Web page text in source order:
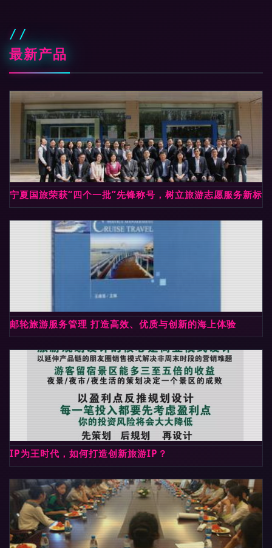
最新产品
宁夏国旅荣获“四个一批”先锋称号，树立旅游志愿服务新标杆
邮轮旅游服务管理 打造高效、优质与创新的海上体验
IP为王时代，如何打造创新旅游IP？